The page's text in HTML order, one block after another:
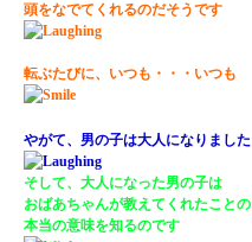
頭をなでてくれるのだそうです
転ぶたびに、いつも・・・いつも
やがて、男の子は大人になりました
そして、大人になった男の子は
おばあちゃんが教えてくれたことの
本当の意味を知るのです